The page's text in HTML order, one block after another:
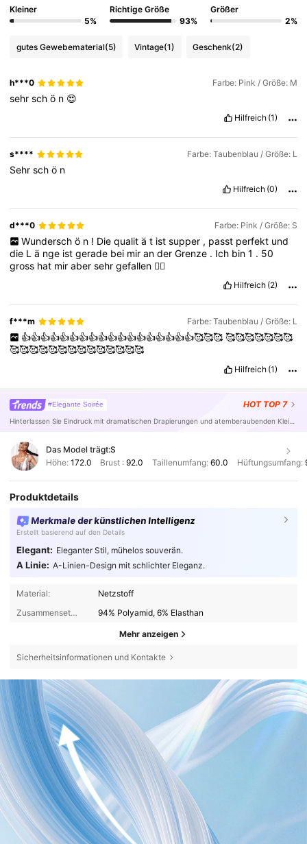
Kleiner
5%
Richtige Größe
93%
Größer
2%
gutes Gewebematerial(5) Vintage(1) Geschenk(2)
h***0 Farbe: Pink / Größe: M
sehrschö n 😍
Hilfreich (1)
s**** Farbe: Taubenblau / Größe: L
Sehrschö n
Hilfreich (0)
d***0 Farbe: Pink / Größe: S
Wundersch ö n ! Die qualit ä t ist supper , passt perfekt und
die Lä nge istgerade bei miranderGrenze . Ich bin1 . 50
gross hat mirabersehrgefallen 👍🏻
Hilfreich (2)
f***m Farbe: Taubenblau / Größe: L
👍👍👍👍👍👍👍👍👍👍👍👍👍👍👍👍👍👍🥰🥰🥰 🥰🥰🥰🥰🥰🥰🥰
🥰🥰🥰🥰🥰🥰🥰🥰🥰🥰🥰🥰🥰🥰
Hilfreich (1)
#Elegante Soirée HOT TOP 7
Das Model trägt:S
Höhe: 172.0 Brust :92.0 Taillenumfang: 60.0 Hüftungsumfang:
Produktdetails
Merkmale der künstlichen Intelligenz
Erstellt basierend auf den Details
Elegant: Eleganter Stil, mühelos souverän.
A Linie: A-Linien-Design mit schlichter Eleganz.
Material:
Netzstoff
Zusammensetzung:
94% Polyamid, 6% Elasthan
Mehr anzeigen
Sicherheitsinformationen und Kontakte